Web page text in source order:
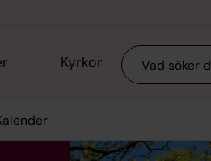
Kyrkor Sök